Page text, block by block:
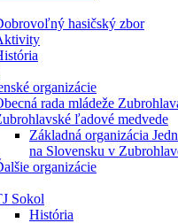
hasičský zbor
organizácie
rada mládeže
ľadové medvede
Základná organizácia
na Slovensku v
organizácie
Sokol
História